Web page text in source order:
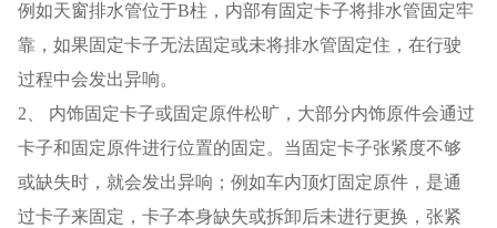
例如天窗排水管位于B柱，内部有固定卡子将排水管固定牢
靠，如果固定卡子无法固定或未将排水管固定住，在行驶
过程中会发出异响。
2、 内饰固定卡子或固定原件松旷，大部分内饰原件会通过
卡子和固定原件进行位置的固定。当固定卡子张紧度不够
或缺失时，就会发出异响；例如车内顶灯固定原件，是通
过卡子来固定，卡子本身缺失或拆卸后未进行更换，张紧